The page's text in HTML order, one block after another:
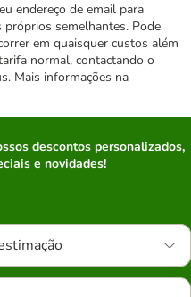
endereço de email para
semelhantes. Pode
em quaisquer custos além
normal, contactando o
Mais informações na
descontos personalizados,
e novidades!